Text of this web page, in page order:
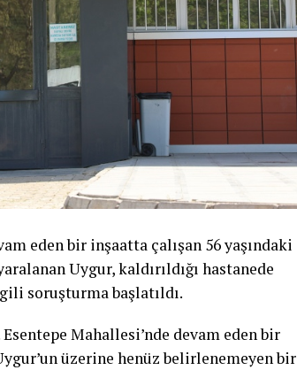
eden bir inşaatta çalışan 56 yaşındaki
Uygur, kaldırıldığı hastanede
soruşturma başlatıldı.
Mahallesi’nde devam eden bir
üzerine henüz belirlenemeyen bir